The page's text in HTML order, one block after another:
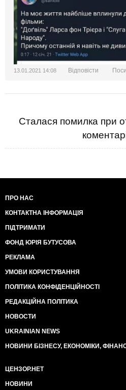
13.01.2021 14:08 Відповісти
Сталася помилка при
ПРО НАС
КОНТАКТНА ІНФОРМАЦІЯ
ПІДТРИМАТИ
ФОНД ЮРІЯ БУТУСОВА
РЕКЛАМА
УМОВИ КОРИСТУВАННЯ
ПОЛІТИКА КОНФІДЕНЦІЙНОСТІ
РЕДАКЦІЙНА ПОЛІТИКА
НОВОСТИ
UKRAINIAN NEWS
НОВИНИ БІЗНЕСУ, ЕКОНОМІКИ,
ЦЕНЗОР.НЕТ
НОВИНИ